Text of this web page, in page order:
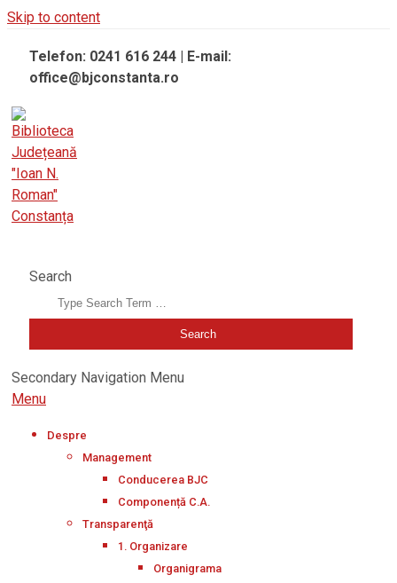
Skip to content
Telefon: 0241 616 244 | E-mail:
office@bjconstanta.ro
Search
Secondary Navigation Menu
Menu
Despre
Management
Conducerea BJC
Componență C.A.
Transparenţă
1. Organizare
Organigrama